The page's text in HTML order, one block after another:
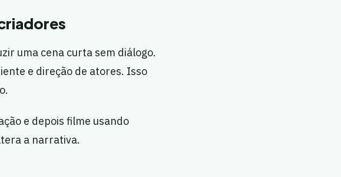
uma cena curta sem diálogo.
e direção de atores. Isso
e depois filme usando
a narrativa.